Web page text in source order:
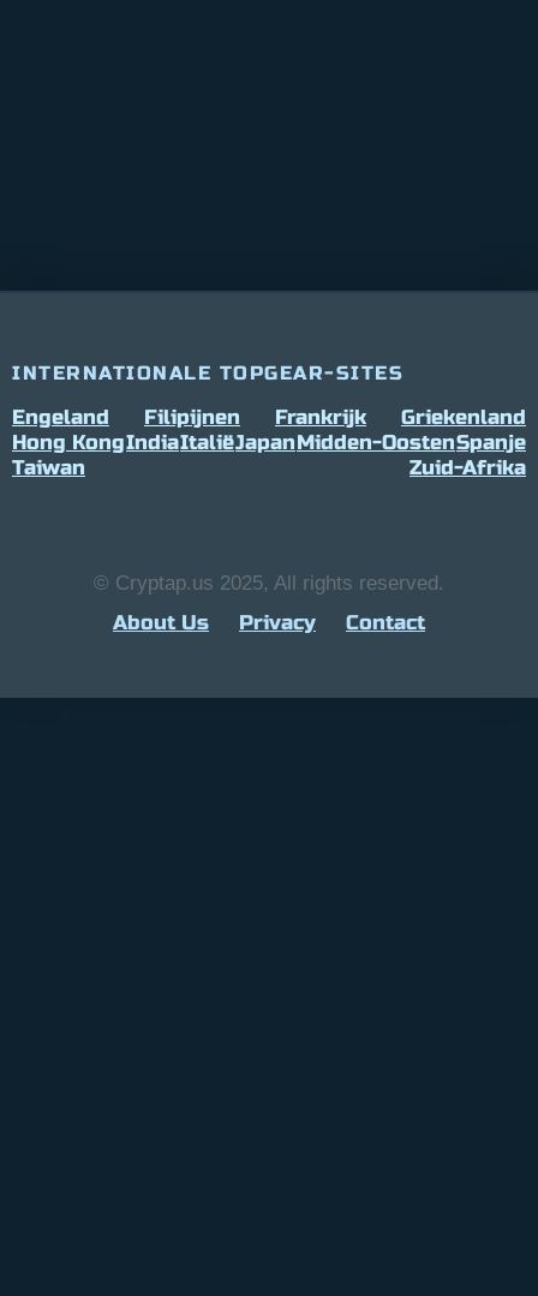
INTERNATIONALE TOPGEAR-SITES
Engeland Filipijnen Frankrijk
Griekenland
Hong KongIndiaItaliëJapanMidden-OostenSpanje
Taiwan
Zuid-Afrika
© Cryptap.us 2025, All rights reserved.
About Us Privacy Contact